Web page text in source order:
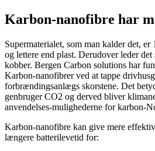
Karbon-nanofibre har
Supermaterialet, som man kalder det, er
og lettere end plast. Derudover leder
kobber. Bergen Carbon solutions har
Karbon-nanofibrer ved at tappe
forbrændingsanlægs skorstene. Det
genbruger CO2 og derved bliver
anvendelses-mulighederne for karbon-
Karbon-nanofibre kan give mere
længere batterilevetid for: